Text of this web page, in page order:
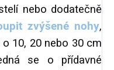
nebo dodatečně
zvýšené nohy,
10, 20 nebo 30 cm
se o přídavné